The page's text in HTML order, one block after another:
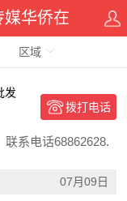
媒华侨在
区域
发
拨打电话
系电话68862628.
07月09日